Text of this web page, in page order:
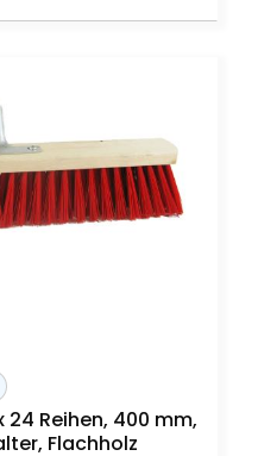
24 Reihen, 400 mm,
Flachholz